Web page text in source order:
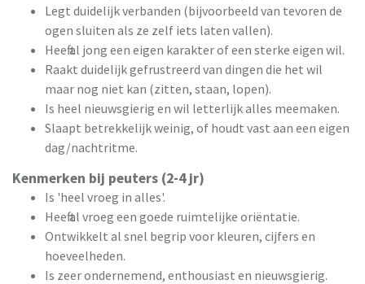
Legt duidelijk verbanden (bijvoorbeeld van tevoren de
ogen sluiten als ze zelf iets laten vallen).
Heeft al jong een eigen karakter of een sterke eigen wil.
Raakt duidelijk gefrustreerd van dingen die het wil
maar nog niet kan (zitten, staan, lopen).
Is heel nieuwsgierig en wil letterlijk alles meemaken.
Slaapt betrekkelijk weinig, of houdt vast aan een eigen
dag/nachtritme.
Kenmerken bij peuters (2-4 jr)
Is 'heel vroeg in alles'.
Heeft al vroeg een goede ruimtelijke oriëntatie.
Ontwikkelt al snel begrip voor kleuren, cijfers en
hoeveelheden.
Is zeer ondernemend, enthousiast en nieuwsgierig.